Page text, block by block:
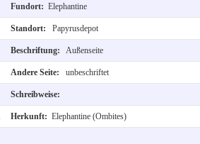
Fundort: Elephantine
Standort: Papyrusdepot
Beschriftung: Außenseite
Andere Seite: unbeschriftet
Schreibweise:
Herkunft: Elephantine (Ombites)